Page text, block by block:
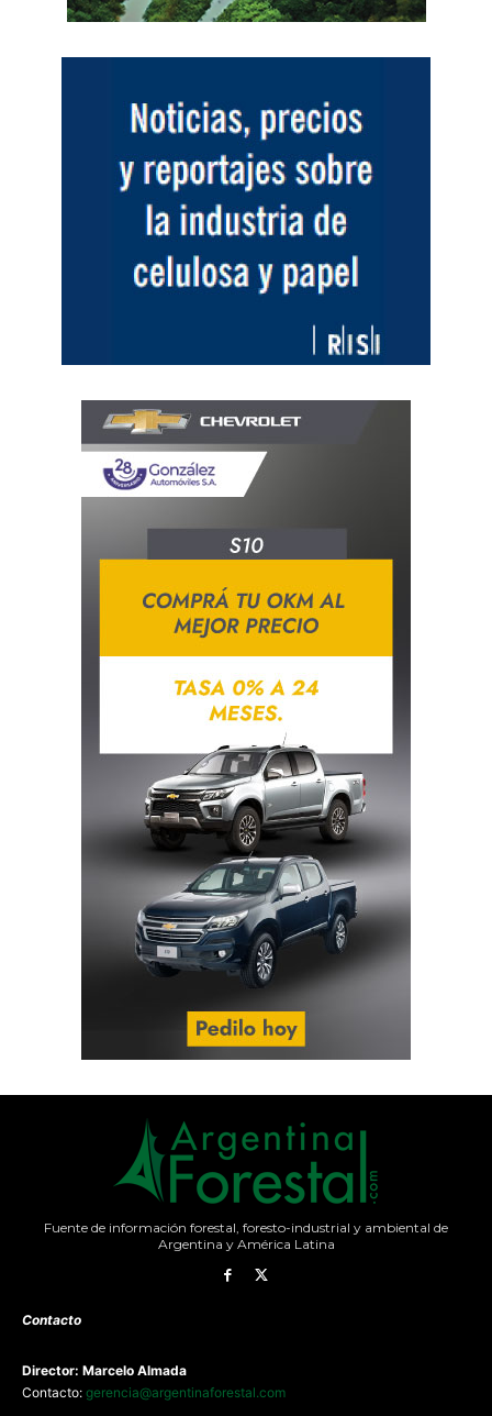
Fuente de información forestal, foresto-industrial y ambiental de
Argentina y América Latina
Contacto
Director: Marcelo Almada
Contacto: gerencia@argentinaforestal.com